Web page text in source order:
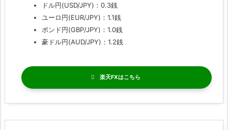
ドル円(USD/JPY)：0.3銭
ユーロ円(EUR/JPY)：1.1銭
ポンド円(GBP/JPY)：1.0銭
豪ドル円(AUD/JPY)：1.2銭
楽天FX